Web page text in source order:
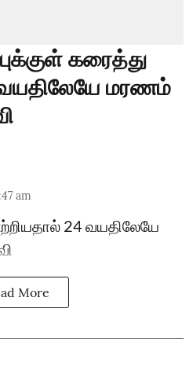
கரைத்து
மரணம்
am
24 வயதிலேயே
More